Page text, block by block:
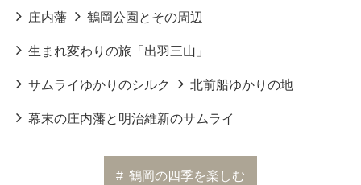
庄内藩 鶴岡公園とその周辺
生まれ変わりの旅「出羽三山」
サムライゆかりのシルク 北前船ゆかりの地
幕末の庄内藩と明治維新のサムライ
# 鶴岡の四季を楽しむ